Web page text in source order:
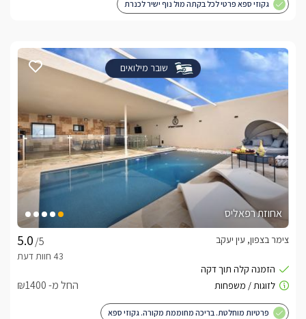
גקוזי ספא פרטי לכל בקתה מול נוף ישיר לכנרת
שובר מילואים
אחוזת רפאליס
/5
צימר בצפון, עין יעקב
החל מ- ₪1400
פרטיות מוחלטת. בריכה מחוממת מקורה. גקוזי ספא